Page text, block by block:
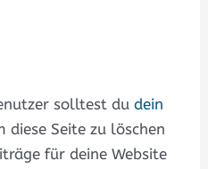
solltest du dein
Seite zu löschen
für deine Website